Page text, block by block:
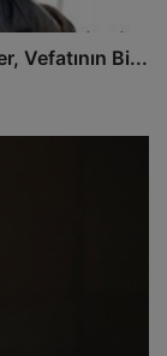
Vefatının Bi...